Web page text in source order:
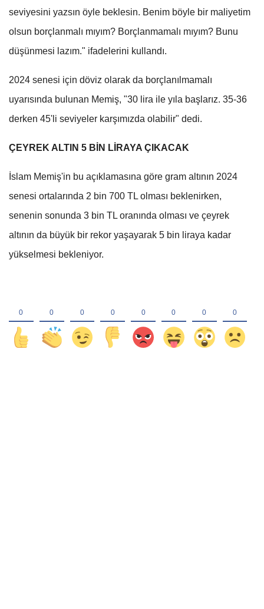
seviyesini yazsın öyle beklesin. Benim böyle bir maliyetim
olsun borçlanmalı mıyım? Borçlanmamalı mıyım? Bunu
düşünmesi lazım." ifadelerini kullandı.
2024 senesi için döviz olarak da borçlanılmamalı
uyarısında bulunan Memiş, "30 lira ile yıla başlarız. 35-36
derken 45'li seviyeler karşımızda olabilir" dedi.
ÇEYREK ALTIN 5 BİN LİRAYA ÇIKACAK
İslam Memiş'in bu açıklamasına göre gram altının 2024
senesi ortalarında 2 bin 700 TL olması beklenirken,
senenin sonunda 3 bin TL oranında olması ve çeyrek
altının da büyük bir rekor yaşayarak 5 bin liraya kadar
yükselmesi bekleniyor.